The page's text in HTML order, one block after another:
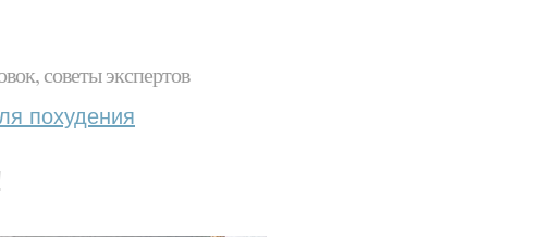
советы экспертов
похудения